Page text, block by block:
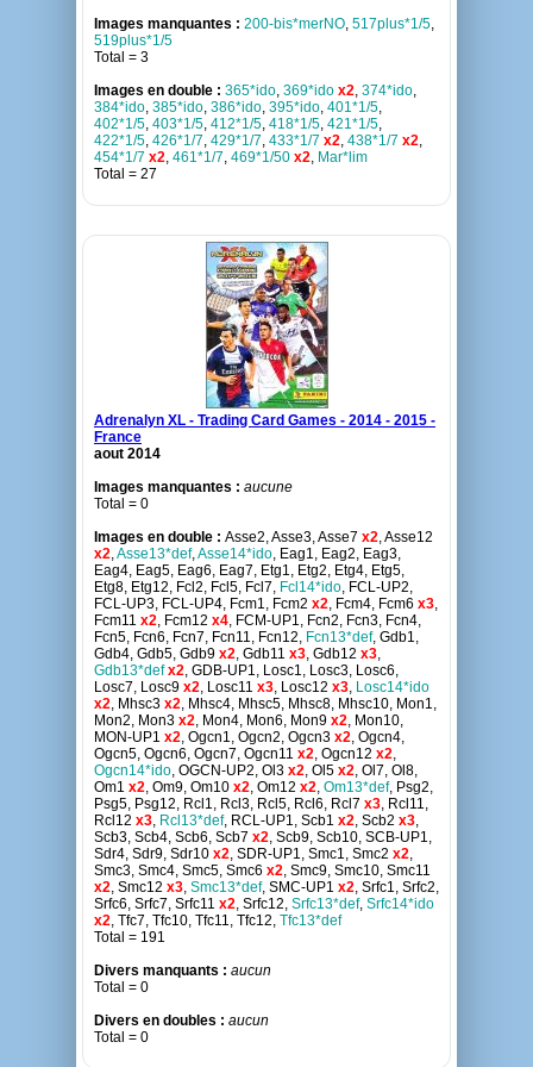
Images manquantes : 200-bis*merNO, 517plus*1/5,
519plus*1/5
Total = 3
Images en double : 365*ido, 369*ido x2, 374*ido,
384*ido, 385*ido, 386*ido, 395*ido, 401*1/5,
402*1/5, 403*1/5, 412*1/5, 418*1/5, 421*1/5,
422*1/5, 426*1/7, 429*1/7, 433*1/7 x2, 438*1/7 x2,
454*1/7 x2, 461*1/7, 469*1/50 x2, Mar*lim
Total = 27
Adrenalyn XL - Trading Card Games - 2014 - 2015 -
France
aout 2014
Images manquantes : aucune
Total = 0
Images en double : Asse2, Asse3, Asse7 x2, Asse12
x2,Asse13*def,Asse14*ido, Eag1, Eag2, Eag3,
Eag4, Eag5, Eag6, Eag7, Etg1, Etg2, Etg4, Etg5,
Etg8, Etg12, Fcl2, Fcl5, Fcl7, Fcl14*ido, FCL-UP2,
FCL-UP3, FCL-UP4, Fcm1, Fcm2 x2, Fcm4, Fcm6 x3,
Fcm11 x2, Fcm12 x4, FCM-UP1, Fcn2, Fcn3, Fcn4,
Fcn5, Fcn6, Fcn7, Fcn11, Fcn12, Fcn13*def, Gdb1,
Gdb4, Gdb5, Gdb9 x2, Gdb11 x3, Gdb12 x3,
Gdb13*defx2, GDB-UP1, Losc1, Losc3, Losc6,
Losc7, Losc9 x2, Losc11 x3, Losc12 x3, Losc14*ido
x2, Mhsc3 x2, Mhsc4, Mhsc5, Mhsc8, Mhsc10, Mon1,
Mon2, Mon3 x2, Mon4, Mon6, Mon9 x2, Mon10,
MON-UP1 x2, Ogcn1, Ogcn2, Ogcn3 x2, Ogcn4,
Ogcn5, Ogcn6, Ogcn7, Ogcn11 x2, Ogcn12 x2,
Ogcn14*ido, OGCN-UP2, Ol3 x2, Ol5 x2, Ol7, Ol8,
Om1 x2, Om9, Om10 x2, Om12 x2, Om13*def, Psg2,
Psg5, Psg12, Rcl1, Rcl3, Rcl5, Rcl6, Rcl7 x3, Rcl11,
Rcl12 x3, Rcl13*def, RCL-UP1, Scb1 x2, Scb2 x3,
Scb3, Scb4, Scb6, Scb7 x2, Scb9, Scb10, SCB-UP1,
Sdr4, Sdr9, Sdr10 x2, SDR-UP1, Smc1, Smc2 x2,
Smc3, Smc4, Smc5, Smc6 x2, Smc9, Smc10, Smc11
x2, Smc12 x3, Smc13*def, SMC-UP1 x2, Srfc1, Srfc2,
Srfc6, Srfc7, Srfc11 x2, Srfc12, Srfc13*def, Srfc14*ido
x2, Tfc7, Tfc10, Tfc11, Tfc12, Tfc13*def
Total = 191
Divers manquants : aucun
Total = 0
Divers en doubles : aucun
Total = 0